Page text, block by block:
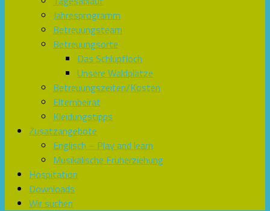
Jahresprogramm
Betreuungsteam
Betreuungsorte
Das Schlupfloch
Unsere Waldplätze
Betreuungszeiten/Kosten
Elternbeirat
Kleidungstipps
Zusatzangebote
Englisch – Play and learn
Musikalische Früherziehung
Hospitation
Downloads
Wir suchen